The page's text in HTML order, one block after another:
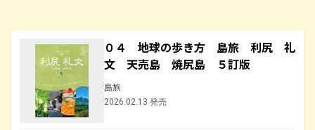
０４ 地球の歩き方 島旅 利尻 礼
文 天売島 焼尻島 ５訂版
島旅
2026.02.13 発売